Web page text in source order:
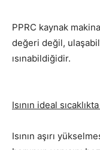
PPRC kaynak
değeri değil,
ısınabildiğidir.
Isının ideal
Isının aşırı